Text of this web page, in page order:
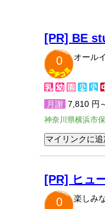
[PR] BE
0
オール
月謝 7,810 円
神奈川県横浜市
[PR] ヒュ
0
楽しみ